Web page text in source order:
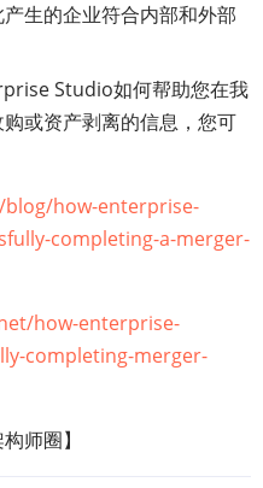
生的企业符合内部和外部
Studio如何帮助您在我
或资产剥离的信息，您可
how-enterprise-
completing-a-merger-
how-enterprise-
completing-merger-
师圈】